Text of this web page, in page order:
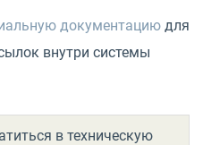
документацию для
внутри системы
в техническую